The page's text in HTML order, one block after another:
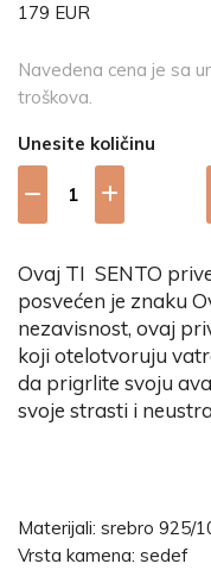
179 EUR
Navedena cena je sa
troškova.
Unesite količinu
Ovaj TI SENTO
posvećen je znaku
nezavisnost, ovaj
koji otelotvoruju
da prigrlite svoju
svoje strasti i
Materijali: srebro 925/
Vrsta kamena: sedef